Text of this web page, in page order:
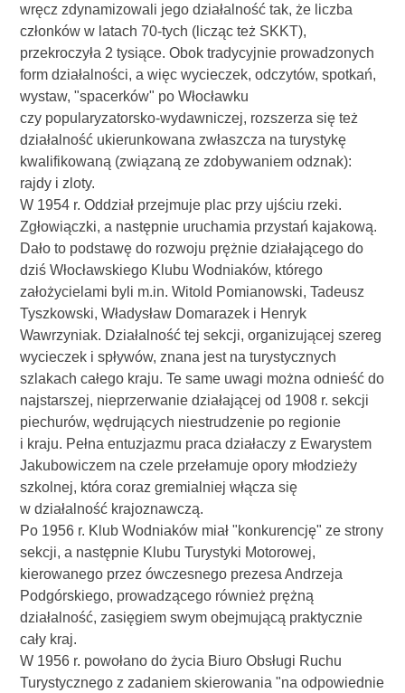
wręcz zdynamizowali jego działalność tak, że liczba
członków w latach 70-tych (licząc też SKKT),
przekroczyła 2 tysiące. Obok tradycyjnie prowadzonych
form działalności, a więc wycieczek, odczytów, spotkań,
wystaw, "spacerków" po Włocławku
czy popularyzatorsko-wydawniczej, rozszerza się też
działalność ukierunkowana zwłaszcza na turystykę
kwalifikowaną (związaną ze zdobywaniem odznak):
rajdy i zloty.
W 1954 r. Oddział przejmuje plac przy ujściu rzeki.
Zgłowiączki, a następnie uruchamia przystań kajakową.
Dało to podstawę do rozwoju prężnie działającego do
dziś Włocławskiego Klubu Wodniaków, którego
założycielami byli m.in. Witold Pomianowski, Tadeusz
Tyszkowski, Władysław Domarazek i Henryk
Wawrzyniak. Działalność tej sekcji, organizującej szereg
wycieczek i spływów, znana jest na turystycznych
szlakach całego kraju. Te same uwagi można odnieść do
najstarszej, nieprzerwanie działającej od 1908 r. sekcji
piechurów, wędrujących niestrudzenie po regionie
i kraju. Pełna entuzjazmu praca działaczy z Ewarystem
Jakubowiczem na czele przełamuje opory młodzieży
szkolnej, która coraz gremialniej włącza się
w działalność krajoznawczą.
Po 1956 r. Klub Wodniaków miał "konkurencję" ze strony
sekcji, a następnie Klubu Turystyki Motorowej,
kierowanego przez ówczesnego prezesa Andrzeja
Podgórskiego, prowadzącego również prężną
działalność, zasięgiem swym obejmującą praktycznie
cały kraj.
W 1956 r. powołano do życia Biuro Obsługi Ruchu
Turystycznego z zadaniem skierowania "na odpowiednie